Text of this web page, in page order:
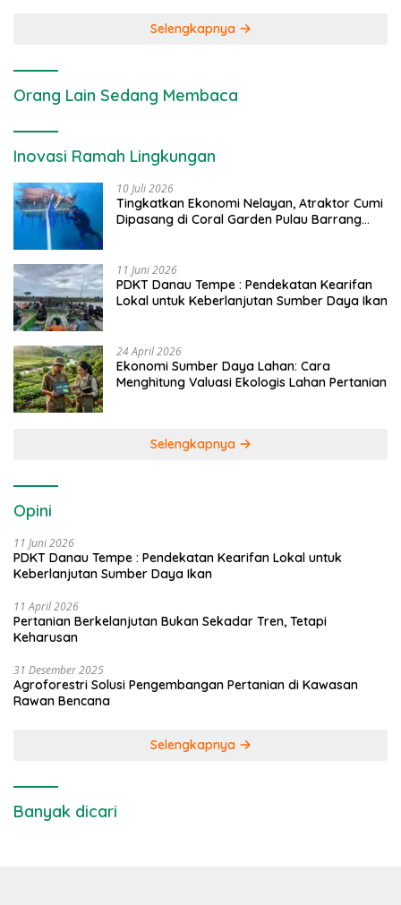
Selengkapnya
Orang Lain Sedang Membaca
Inovasi Ramah Lingkungan
10 Juli 2026
Tingkatkan Ekonomi Nelayan, Atraktor Cumi
Dipasang di Coral Garden Pulau Barrang
11 Juni 2026
PDKT Danau Tempe : Pendekatan Kearifan
Lokal untuk Keberlanjutan Sumber Daya Ikan
24 April 2026
Ekonomi Sumber Daya Lahan: Cara
Menghitung Valuasi Ekologis Lahan Pertanian
Selengkapnya
Opini
11 Juni 2026
PDKT Danau Tempe : Pendekatan Kearifan Lokal untuk
Keberlanjutan Sumber Daya Ikan
11 April 2026
Pertanian Berkelanjutan Bukan Sekadar Tren, Tetapi
Keharusan
31 Desember 2025
Agroforestri Solusi Pengembangan Pertanian di Kawasan
Rawan Bencana
Selengkapnya
Banyak dicari